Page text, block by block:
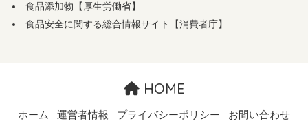
食品添加物【厚生労働省】
食品安全に関する総合情報サイト【消費者庁】
HOME
ホーム 運営者情報 プライバシーポリシー お問い合わせ